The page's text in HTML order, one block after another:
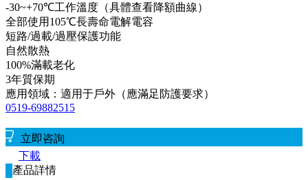
-30~+70℃工作溫度（具體查看降額曲線）
全部使用105℃長壽命電解電容
短路/過載/過壓保護功能
自然散熱
100%滿載老化
3年質保期
應用領域：適用于戶外（應滿足防護要求）
0519-69882515
立即咨詢
下載
產品詳情